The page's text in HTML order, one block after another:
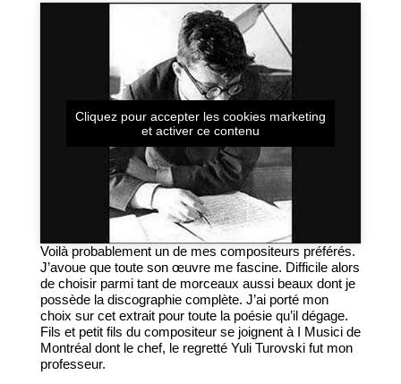
Cliquez pour accepter les cookies marketing
et activer ce contenu
Voilà probablement un de mes compositeurs préférés.
J’avoue que toute son œuvre me fascine. Difficile alors
de choisir parmi tant de morceaux aussi beaux dont je
possède la discographie complète. J’ai porté mon
choix sur cet extrait pour toute la poésie qu’il dégage.
Fils et petit fils du compositeur se joignent à I Musici de
Montréal dont le chef, le regretté Yuli Turovski fut mon
professeur.